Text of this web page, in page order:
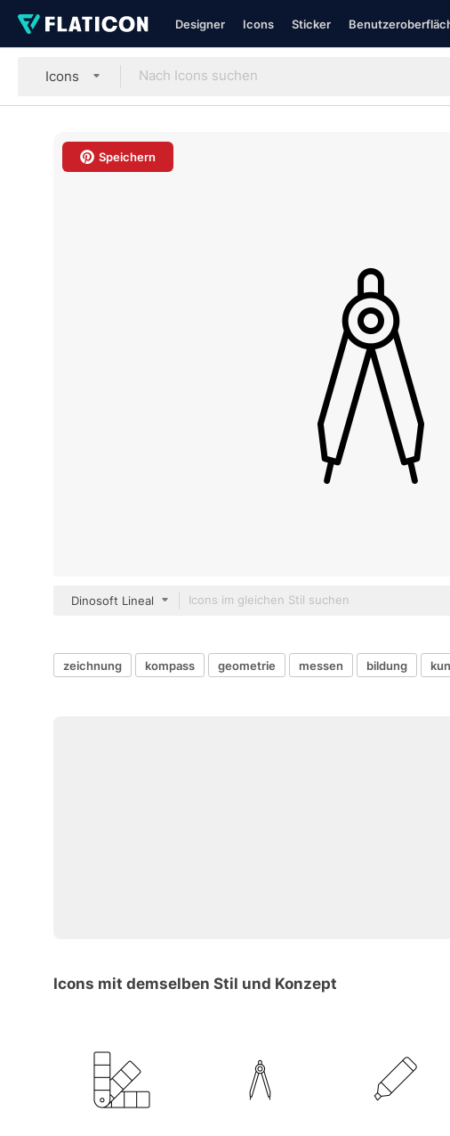
Designer Icons Sticker
Icons
Speichern
Dinosoft Lineal
zeichnung kompass geometrie messen bildung
Icons mit demselben Stil und Konzept